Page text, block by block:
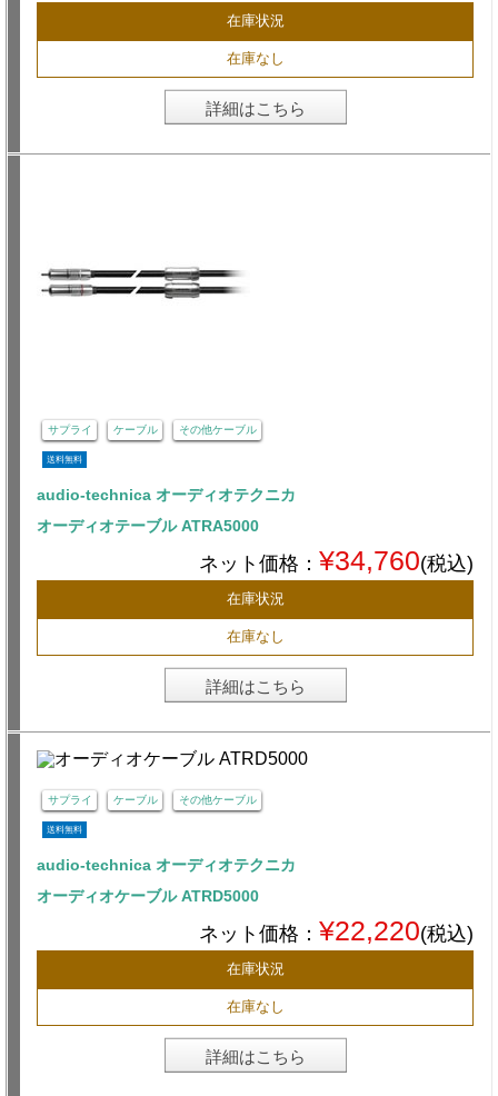
在庫状況
在庫なし
詳細はこちら
サプライ ケーブル その他ケーブル
送料無料
audio-technica オーディオテクニカ
オーディオテーブル ATRA5000
ネット価格： ¥34,760(税込)
在庫状況
在庫なし
詳細はこちら
サプライ ケーブル その他ケーブル
送料無料
audio-technica オーディオテクニカ
オーディオケーブル ATRD5000
ネット価格： ¥22,220(税込)
在庫状況
在庫なし
詳細はこちら